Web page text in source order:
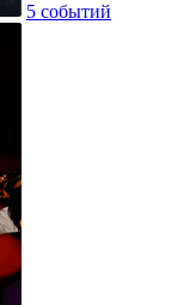
5 событий